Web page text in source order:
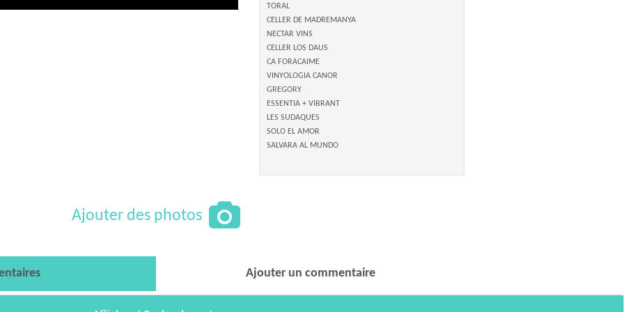
TORAL
CELLER DE MADREMANYA
NECTAR VINS
CELLER LOS DAUS
CA FORACAIME
VINYOLOGIA CANOR
GREGORY
ESSENTIA + VIBRANT
LES SUDAQUES
SOLO EL AMOR
SALVARA AL MUNDO
Ajouter des photos
Ajouter un commentaire